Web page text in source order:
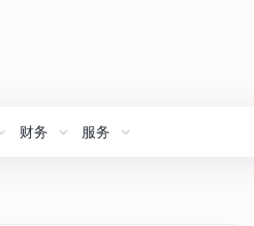
财务 服务